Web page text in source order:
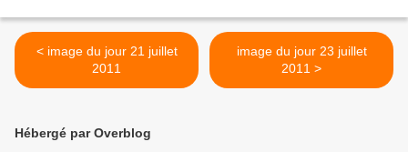
< image du jour 21 juillet
2011
image du jour 23 juillet
2011 >
Hébergé par Overblog